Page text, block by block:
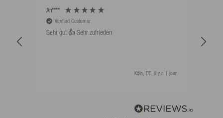
An****
Verified Customer
Sehr gut 👍 Sehr zufrieden
Köln, DE, Il y a 1 jour